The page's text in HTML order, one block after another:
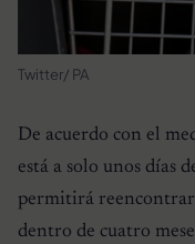
Twitter/ PA
De acuerdo con el
está a solo unos días
permitirá
dentro de cuatro